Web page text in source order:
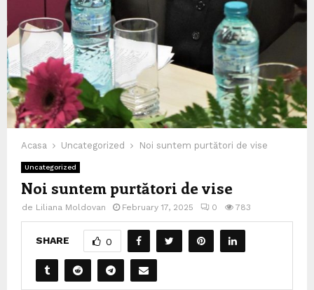
Acasa Uncategorized Noi suntem purtători de vise
Uncategorized
Noi suntem purtători de vise
de Liliana Moldovan February 17, 2025 0 783
SHARE 0